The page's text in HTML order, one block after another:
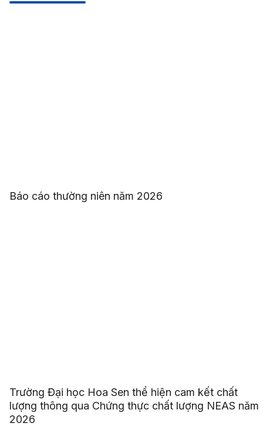
Báo cáo thường niên năm 2026
Trường Đại học Hoa Sen thể hiện cam kết chất
lượng thông qua Chứng thực chất lượng NEAS năm
2026